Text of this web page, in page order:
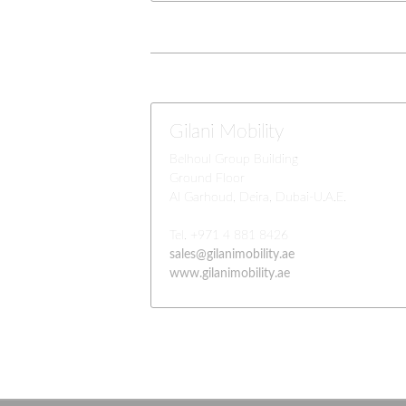
Gilani Mobility
Belhoul Group Building
Ground Floor
Al Garhoud, Deira, Dubai-U.A.E.
Tel. +971 4 881 8426
sales@gilanimobility.ae
www.gilanimobility.ae